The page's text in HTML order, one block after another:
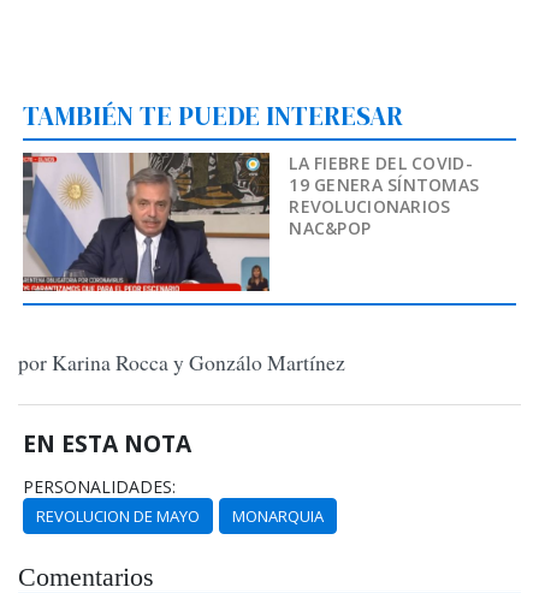
TAMBIÉN TE PUEDE INTERESAR
LA FIEBRE DEL COVID-
19 GENERA SÍNTOMAS
REVOLUCIONARIOS
NAC&POP
por Karina Rocca y Gonzálo Martínez
EN ESTA NOTA
PERSONALIDADES:
REVOLUCION DE MAYO MONARQUIA
Comentarios